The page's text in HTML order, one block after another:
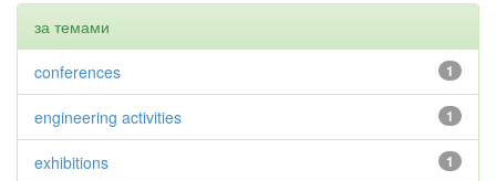
за темами
1
conferences
1
engineering activities
1
exhibitions